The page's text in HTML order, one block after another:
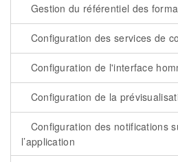
Gestion du référentiel des
Configuration des services de
Configuration de l'interface
Configuration de la
Configuration des notifications
l’application